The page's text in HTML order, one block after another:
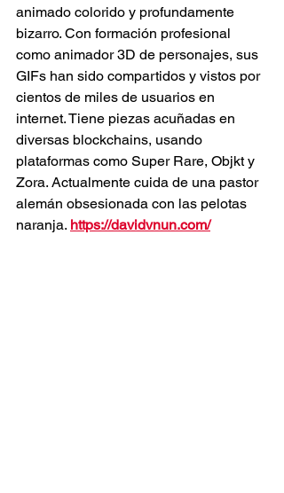
animado colorido y profundamente
bizarro. Con formación profesional
como animador 3D de personajes, sus
GIFs han sido compartidos y vistos por
cientos de miles de usuarios en
internet. Tiene piezas acuñadas en
diversas blockchains, usando
plataformas como Super Rare, Objkt y
Zora. Actualmente cuida de una pastor
alemán obsesionada con las pelotas
naranja. https://davidvnun.com/